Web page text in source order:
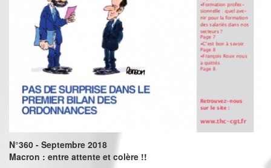
N°360 - Septembre 2018
Macron : entre attente et colère !!